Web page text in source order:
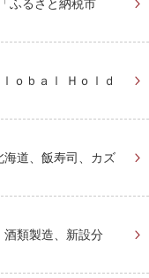
ｏｂａｌ Ｈｏｌｄ
道、飯寿司、カズ
類製造、新設分